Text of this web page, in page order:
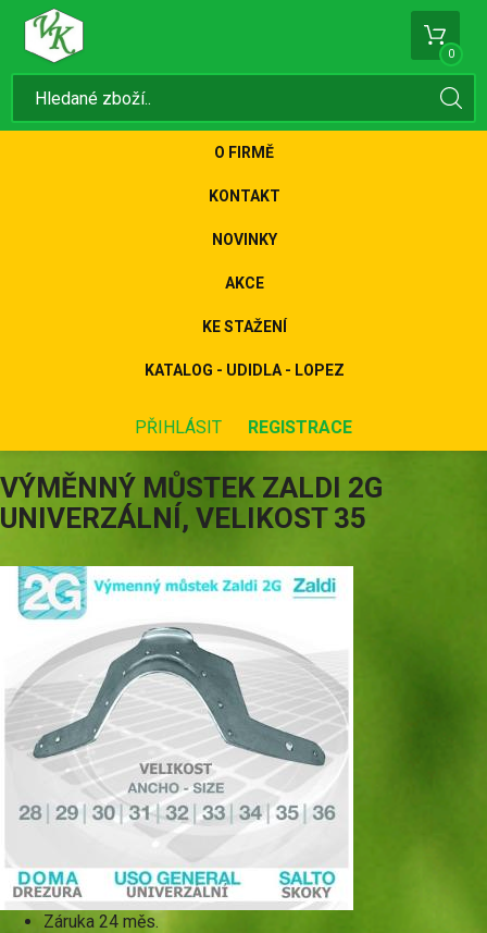
0
O FIRMĚ
KONTAKT
NOVINKY
AKCE
KE STAŽENÍ
KATALOG - UDIDLA - LOPEZ
PŘIHLÁSIT REGISTRACE
VÝMĚNNÝ MŮSTEK ZALDI 2G
UNIVERZÁLNÍ, VELIKOST 35
Záruka 24 měs.